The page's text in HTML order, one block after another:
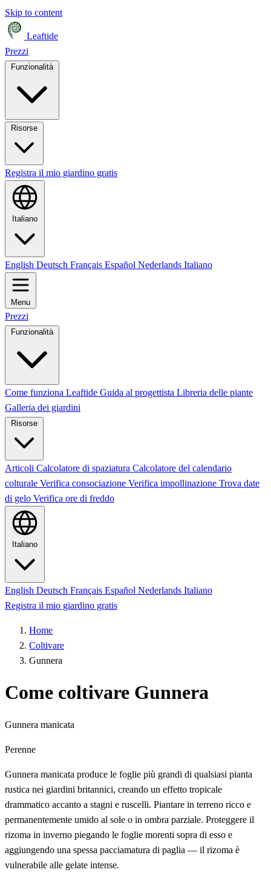
Skip to content
Leaftide
Prezzi
Funzionalità
Registra il mio giardino gratis
Italiano
English Deutsch Français Español Nederlands Italiano
Menu
Prezzi
Funzionalità
Come funziona Leaftide Guida al progettista Libreria delle piante
Galleria dei giardini
Risorse
Articoli Calcolatore di spaziatura Calcolatore del calendario
colturale Verifica consociazione Verifica impollinazione Trova date
di gelo Verifica ore di freddo
Italiano
English Deutsch Français Español Nederlands Italiano
Registra il mio giardino gratis
Home
Coltivare
Gunnera
Come coltivare Gunnera
Gunnera manicata
Perenne
Gunnera manicata produce le foglie più grandi di qualsiasi pianta
rustica nei giardini britannici, creando un effetto tropicale
drammatico accanto a stagni e ruscelli. Piantare in terreno ricco e
permanentemente umido al sole o in ombra parziale. Proteggere il
rizoma in inverno piegando le foglie morenti sopra di esso e
aggiungendo una spessa pacciamatura di paglia — il rizoma è
vulnerabile alle gelate intense.